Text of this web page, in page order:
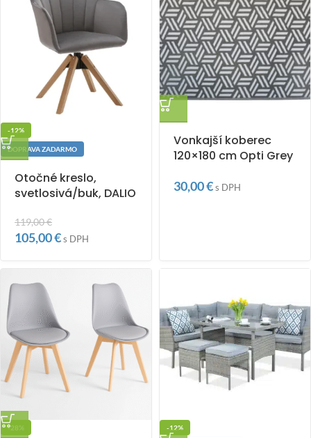
-12%
DOPRAVA ZADARMO
Otočné kreslo,
svetlosivá/buk, DALIO
119,00€
105,00€s DPH
Vonkajší koberec
120×180 cm Opti Grey
30,00€s DPH
-28% -12%